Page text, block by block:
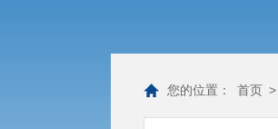
您的位置： 首页 >